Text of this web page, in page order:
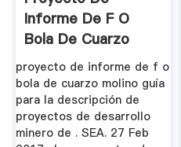
Informe De F O
Bola De Cuarzo
Molino
proyecto de informe de f o
bola de cuarzo molino guía
para la descripción de
proyectos de desarrollo
minero de . SEA. 27 Feb